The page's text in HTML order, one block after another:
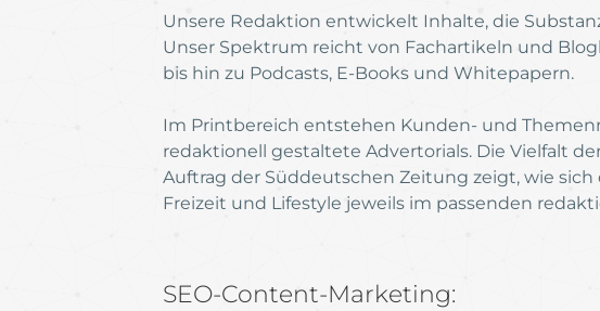
Unsere Redaktion entwickelt Inhalte, die
Unser Spektrum reicht von Fachartikeln und
bis hin zu Podcasts, E-Books und Whitepapern.
Im Printbereich entstehen Kunden- und
redaktionell gestaltete Advertorials. Die Vielfalt
Auftrag der Süddeutschen Zeitung zeigt, wie
Freizeit und Lifestyle jeweils im passenden
SEO-Content-Marketing: